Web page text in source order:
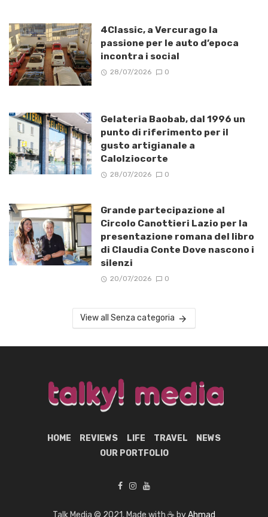
4Classic, a Vercurago la
passione per le auto d’epoca
incontra i social
28/07/2026 0
Gelateria Baobab, dal 1996 un
punto di riferimento per il
gusto artigianale a
Calolziocorte
28/07/2026 0
Grande partecipazione al
Circolo Canottieri Lazio per la
presentazione romana del libro
di Claudia Conte Dove nascono i
silenzi
20/07/2026 0
View all Senza categoria
HOME REVIEWS LIFE TRAVEL
NEWS
OUR PORTFOLIO